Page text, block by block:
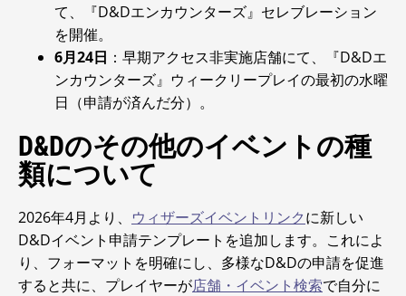
て、『D&Dエンカウンターズ』セレブレーション
を開催。
6月24日 ：早期アクセス非実施店舗にて、『D&Dエ
ンカウンターズ』ウィークリープレイの最初の水曜
日（申請が済んだ分）。
D&Dのその他のイベントの種
類について
2026年4月より、 ウィザーズイベントリンクに新しい
D&Dイベント申請テンプレートを追加します。これによ
り、フォーマットを明確にし、多様なD&Dの申請を促進
すると共に、プレイヤーが店舗・イベント検索で自分に